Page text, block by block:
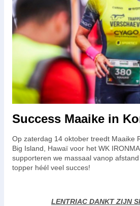
Success Maaike in
Op zaterdag 14 oktober treedt Maaike
Big Island, Hawaï voor het WK
supporteren we massaal vanop
topper héél veel succes!
LENTRIAC DANKT ZIJN